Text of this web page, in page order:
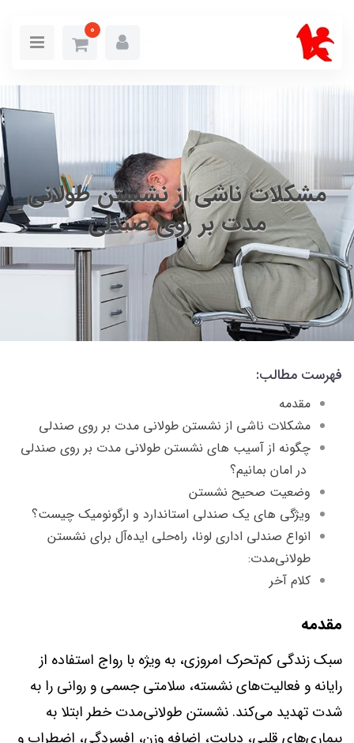
0
مشکلات ناشی از نشستن طولانی
مدت بر روی صندلی
فهرست مطالب:
مقدمه
مشکلات ناشی از نشستن طولانی مدت بر روی صندلی
چگونه از آسیب های نشستن طولانی مدت بر روی صندلی
در امان بمانیم؟
وضعیت صحیح نشستن
ویژگی های یک صندلی استاندارد و ارگونومیک چیست؟
انواع صندلی اداری لونا، راه‌حلی ایده‌آل برای نشستن
طولانی‌مدت:
کلام آخر
مقدمه
سبک زندگی کم‌تحرک امروزی، به ویژه با رواج استفاده از
رایانه و فعالیت‌های نشسته، سلامتی جسمی و روانی را به
شدت تهدید می‌کند. نشستن طولانی‌مدت خطر ابتلا به
بیماری‌های قلبی، دیابت، اضافه وزن، افسردگی، اضطراب و